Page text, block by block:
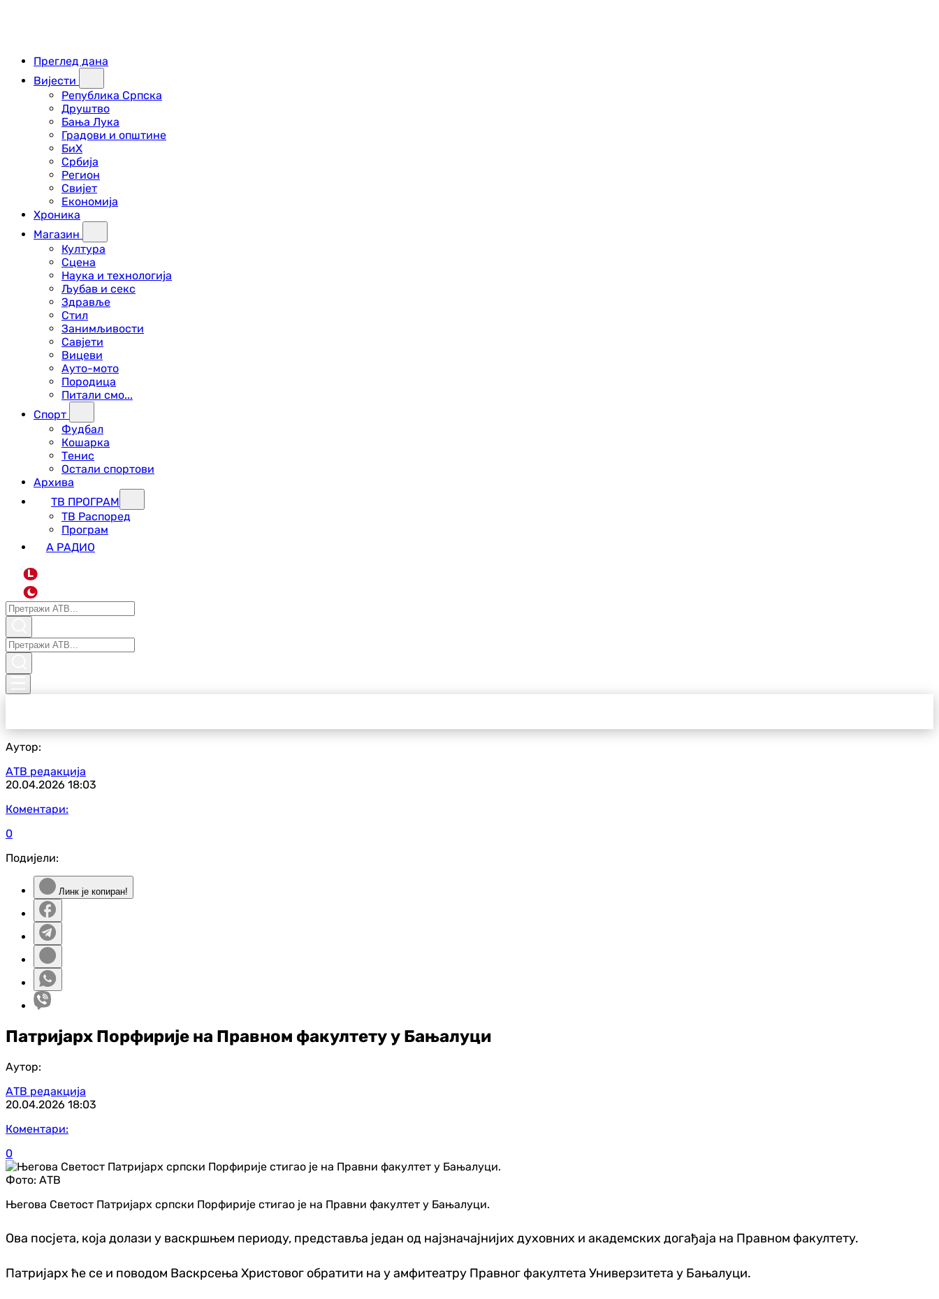
Преглед дана
Вијести
Република Српска
Друштво
Бања Лука
Градови и општине
БиХ
Србија
Регион
Свијет
Економија
Хроника
Магазин
Култура
Сцена
Наука и технологија
Љубав и секс
Здравље
Стил
Занимљивости
Савјети
Вицеви
Ауто-мото
Породица
Питали смо...
Спорт
Фудбал
Кошарка
Тенис
Остали спортови
Архива
ТВ ПРОГРАМ
ТВ Распоред
Програм
А РАДИО
L
Аутор:
АТВ редакција
20.04.2026 18:03
Коментари:
0
Подијели:
Линк је копиран!
Патријарх Порфирије на Правном факултету у Бањалуци
Аутор:
АТВ редакција
20.04.2026 18:03
Коментари:
0
Фото: АТВ
Његова Светост Патријарх српски Порфирије стигао је на Правни факултет у Бањалуци.
Ова посјета, која долази у васкршњем периоду, представља један од најзначајнијих духовних и академских догађаја на Правном факултету.
Патријарх ће се и поводом Васкрсења Христовог обратити на у амфитеатру Правног факултета Универзитета у Бањалуци.